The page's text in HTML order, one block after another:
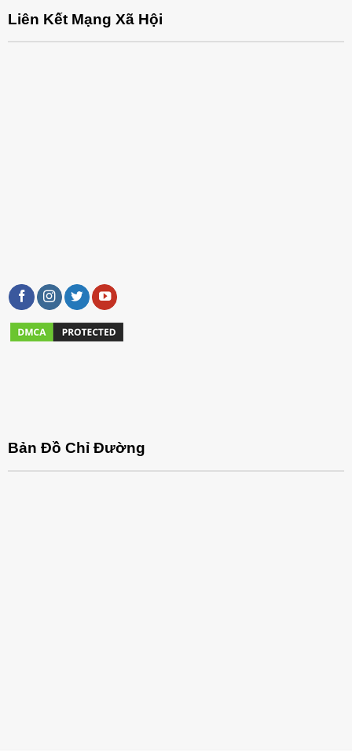
Liên Kết Mạng Xã Hội
Bản Đồ Chỉ Đường